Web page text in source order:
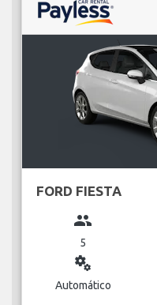
FORD FIESTA
group
5
miscellaneous_services
Automático